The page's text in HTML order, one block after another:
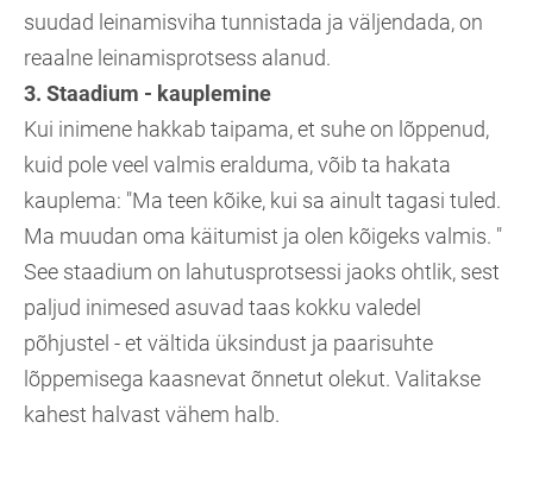
suudad leinamisviha tunnistada ja väljendada, on
reaalne leinamisprotsess alanud.
3. Staadium - kauplemine
Kui inimene hakkab taipama, et suhe on lõppenud,
kuid pole veel valmis eralduma, võib ta hakata
kauplema: "Ma teen kõike, kui sa ainult tagasi tuled.
Ma muudan oma käitumist ja olen kõigeks valmis. "
See staadium on lahutusprotsessi jaoks ohtlik, sest
paljud inimesed asuvad taas kokku valedel
põhjustel - et vältida üksindust ja paarisuhte
lõppemisega kaasnevat õnnetut olekut. Valitakse
kahest halvast vähem halb.